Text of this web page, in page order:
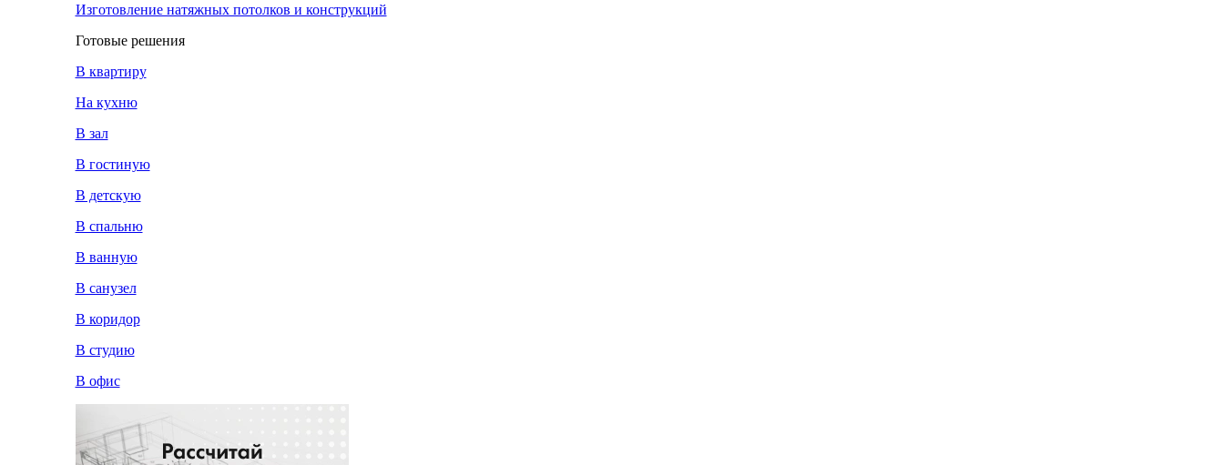
Изготовление натяжных потолков и конструкций
Готовые решения
В квартиру
На кухню
В зал
В гостиную
В детскую
В спальню
В ванную
В санузел
В коридор
В студию
В офис